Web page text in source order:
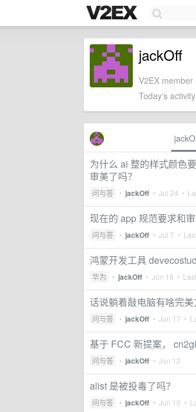
jackOff
V2EX
Today's
为什么 ai 整的样式颜色
审美了吗？
问与答 • jackOff • Jul 24 •
现在的 app 规范要求和
问与答 • jackOff • Jul 7 •
鸿蒙开发工具
华为 • jackOff • Jun 18 •
话说躺着敲电脑有啥完美
问与答 • jackOff • Jun 17 •
基于 FCC 新提案，
问与答 • jackOff • Jun 12
alist 是被投毒了吗？
问与答 • jackOff • Jun 10 •